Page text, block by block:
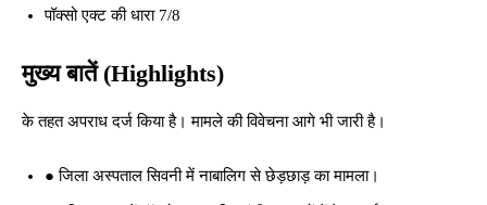
पॉक्सो एक्ट की धारा 7/8
मुख्य बातें (Highlights)
के तहत अपराध दर्ज किया है। मामले की विवेचना आगे भी जारी है।
● जिला अस्पताल सिवनी में नाबालिग से छेड़छाड़ का मामला।